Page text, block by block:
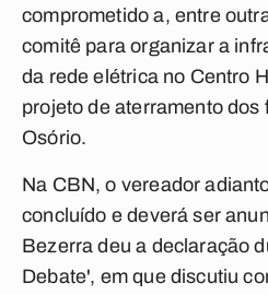
comprometido a, entre
comitê para organizar a
da rede elétrica no Centro
projeto de aterramento dos
Osório.
Na CBN, o vereador
concluído e deverá ser
Bezerra deu a declaração
Debate', em que discutiu